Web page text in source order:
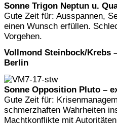
Sonne Trigon Neptun u.
Gute Zeit für: Ausspannen,
einen Wunsch erfüllen.
Vorgehen.
Vollmond Steinbock/Krebs
Berlin
Sonne Opposition Pluto –
Gute Zeit für:
schmerzhaften Wahrheiten
Machtkonflikte mit